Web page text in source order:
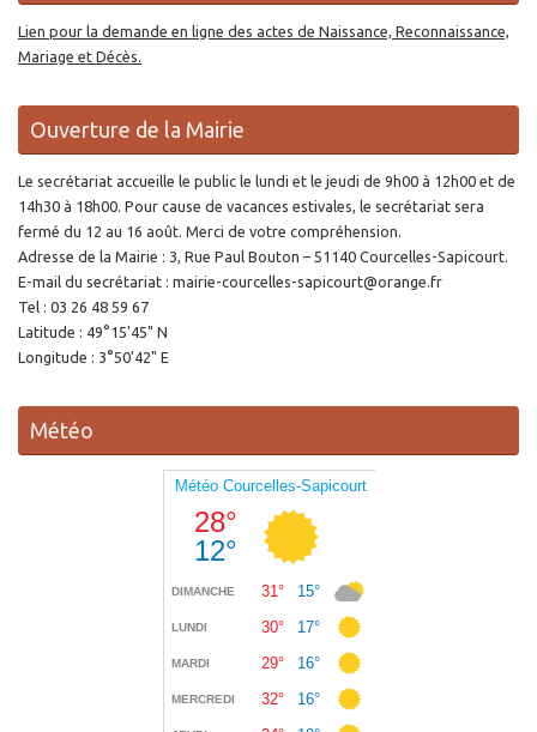
Lien pour la demande en ligne des actes de Naissance, Reconnaissance,
Mariage et Décès.
Ouverture de la Mairie
Le secrétariat accueille le public le lundi et le jeudi de 9h00 à 12h00 et de
14h30 à 18h00. Pour cause de vacances estivales, le secrétariat sera
fermé du 12 au 16 août. Merci de votre compréhension.
Adresse de la Mairie : 3, Rue Paul Bouton – 51140 Courcelles-Sapicourt.
E-mail du secrétariat : mairie-courcelles-sapicourt@orange.fr
Tel : 03 26 48 59 67
Latitude : 49°15'45" N
Longitude : 3°50'42" E
Météo